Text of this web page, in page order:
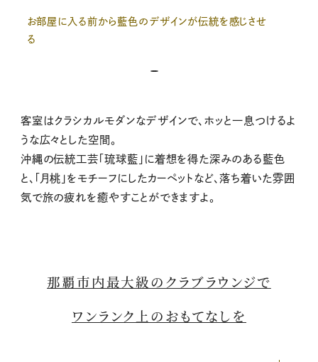
お部屋に入る前から藍色のデザインが伝統を感じさせ
る
客室はクラシカルモダンなデザインで、ホッと一息つけるよ
うな広々とした空間。
沖縄の伝統工芸「琉球藍」に着想を得た深みのある藍色
と、「月桃」をモチーフにしたカーペットなど、落ち着いた雰囲
気で旅の疲れを癒やすことができますよ。
那覇市内最大級のクラブラウンジで
ワンランク上のおもてなしを